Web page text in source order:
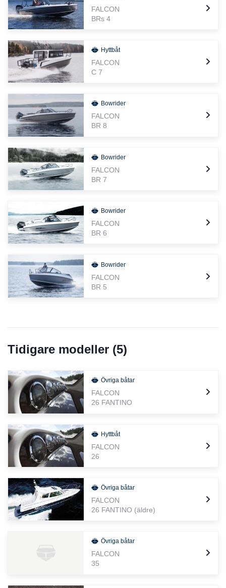
viktigaste för Falcons, precis som det alltid har varit under hela
Bella Boats historia.”
FALCON
BRs 4
Hyttbåt
FALCON
C 7
Bowrider
FALCON
BR 8
Bowrider
FALCON
BR 7
Bowrider
FALCON
BR 6
Bowrider
FALCON
BR 5
Tidigare modeller (5)
Övriga båtar
FALCON
26 FANTINO
Hyttbåt
FALCON
26
Övriga båtar
FALCON
26 FANTINO (äldre)
Övriga båtar
FALCON
35